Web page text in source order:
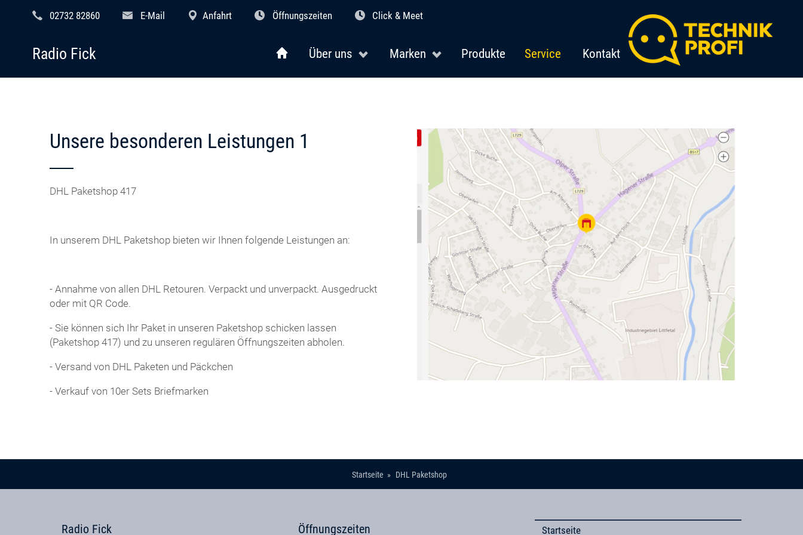
02732 82860 E-Mail Anfahrt Öffnungszeiten Click & Meet
Über uns Marken Produkte Service Kontakt
Radio Fick
Unsere besonderen Leistungen 1
DHL Paketshop 417
In unserem DHL Paketshop bieten wir Ihnen folgende Leistungen an:
- Annahme von allen DHL Retouren. Verpackt und unverpackt. Ausgedruckt
oder mit QR Code.
- Sie können sich Ihr Paket in unseren Paketshop schicken lassen
(Paketshop 417) und zu unseren regulären Öffnungszeiten abholen.
- Versand von DHL Paketen und Päckchen
- Verkauf von 10er Sets Briefmarken
Startseite DHL Paketshop
Radio Fick Öffnungszeiten Startseite